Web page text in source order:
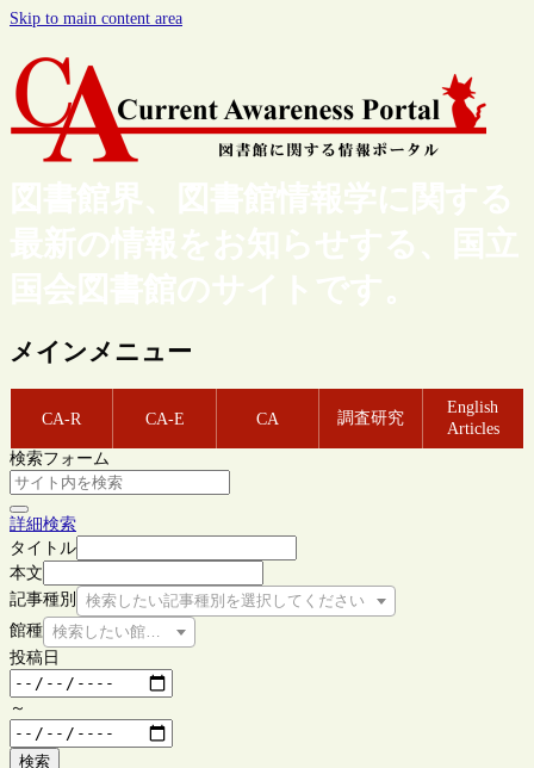
Skip to main content area
図書館界、図書館情報学に関する
最新の情報をお知らせする、国立
国会図書館のサイトです。
メインメニュー
CA-R CA-E CA 調査研究
English
Articles
検索フォーム
詳細検索
タイトル
本文
記事種別
検索したい記事種別を選択してください
館種 検索したい館種を選択してください
投稿日
～
検索